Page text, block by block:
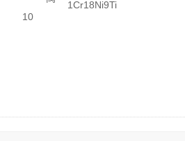
1Cr18Ni9Ti
10